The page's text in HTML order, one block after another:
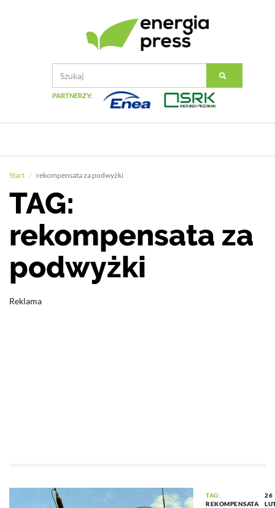
PARTNERZY:
Start rekompensata za podwyżki
TAG:
rekompensata za
podwyżki
Reklama
TAG:
REKOMPENSATA
26